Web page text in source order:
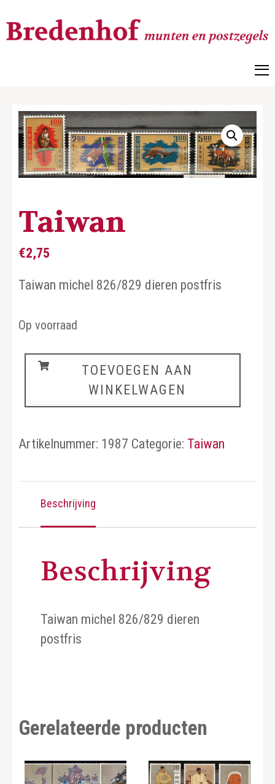
Taiwan
€2,75
Taiwan michel 826/829 dieren postfris
Op voorraad
Taiwan
TOEVOEGEN AAN
WINKELWAGEN
Artikelnummer: 1987 Categorie: Taiwan
Beschrijving
Beschrijving
Taiwan michel 826/829 dieren
postfris
Gerelateerde producten